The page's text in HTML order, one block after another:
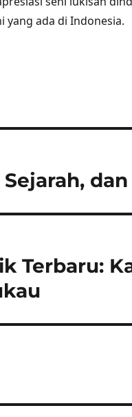
yang ada di Indonesia.
Terbaru: